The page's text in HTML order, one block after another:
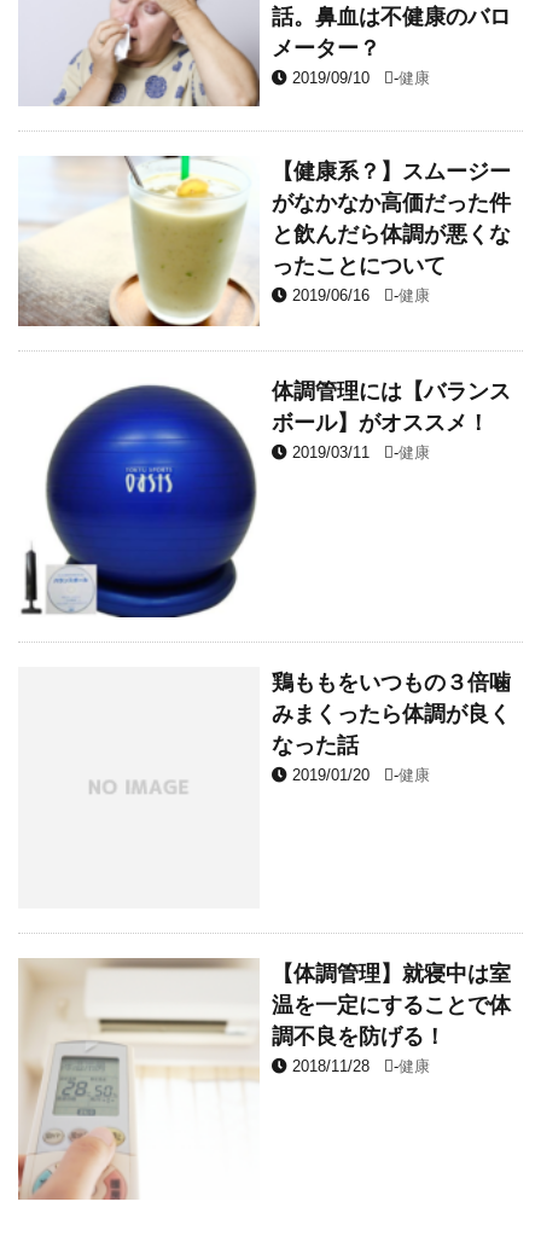
話。鼻血は不健康のバロ
メーター？
2019/09/10 -健康
【健康系？】スムージー
がなかなか高価だった件
と飲んだら体調が悪くな
ったことについて
2019/06/16 -健康
体調管理には【バランス
ボール】がオススメ！
2019/03/11 -健康
鶏ももをいつもの３倍噛
みまくったら体調が良く
なった話
2019/01/20 -健康
【体調管理】就寝中は室
温を一定にすることで体
調不良を防げる！
2018/11/28 -健康